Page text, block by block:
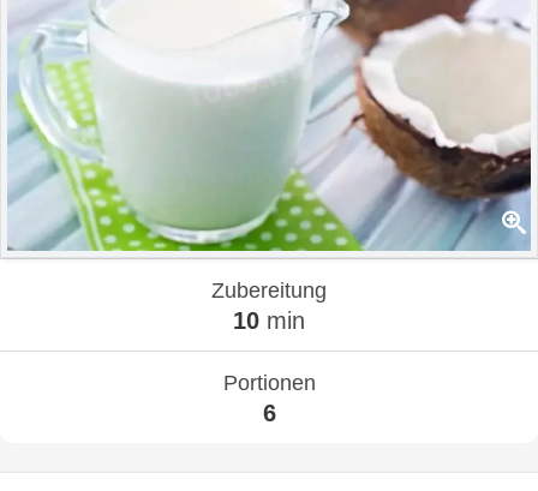
Zubereitung
10 min
Portionen
6